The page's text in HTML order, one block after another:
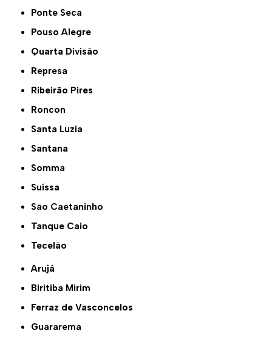
Ponte Seca
Pouso Alegre
Quarta Divisão
Represa
Ribeirão Pires
Roncon
Santa Luzia
Santana
Somma
Suíssa
São Caetaninho
Tanque Caio
Tecelão
Arujá
Biritiba Mirim
Ferraz de Vasconcelos
Guararema